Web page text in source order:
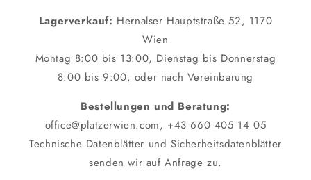
Lagerverkauf: Hernalser Hauptstraße 52, 1170
Wien
Montag 8:00 bis 13:00, Dienstag bis Donnerstag
8:00 bis 9:00, oder nach Vereinbarung
Bestellungen und Beratung:
office@platzerwien.com, +43 660 405 14 05
Technische Datenblätter und Sicherheitsdatenblätter
senden wir auf Anfrage zu.